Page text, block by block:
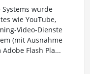
Systems wurde
wie YouTube,
Video-Dienste
(mit Ausnahme
Flash Pla...